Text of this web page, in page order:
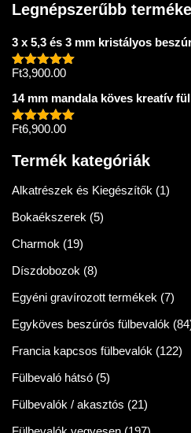
Legnépszerűbb
3 x 5,3 és 3 mm kristályos
Értékelés:
Ft3,900.00
14 mm mandala köves kreatív
Értékelés:
Ft6,900.00
Termék kategóriák
Alkatrészek és Kiegészítők (1)
Bokaékszerek (5)
Charmok (19)
Díszdobozok (8)
Egyéni gravírozott termékek (7)
Egyköves beszúrós fülbevalók
Francia kapcsos fülbevalók (122)
Fülbevaló hátsó (5)
Fülbevalók / akasztós (21)